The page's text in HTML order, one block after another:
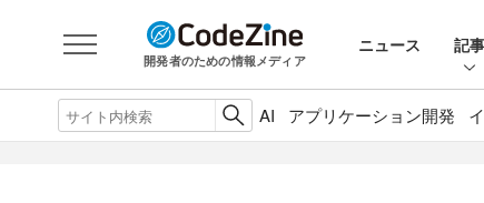
開発者のための情報メディア
ニュース 記事
AI アプリケーション開発